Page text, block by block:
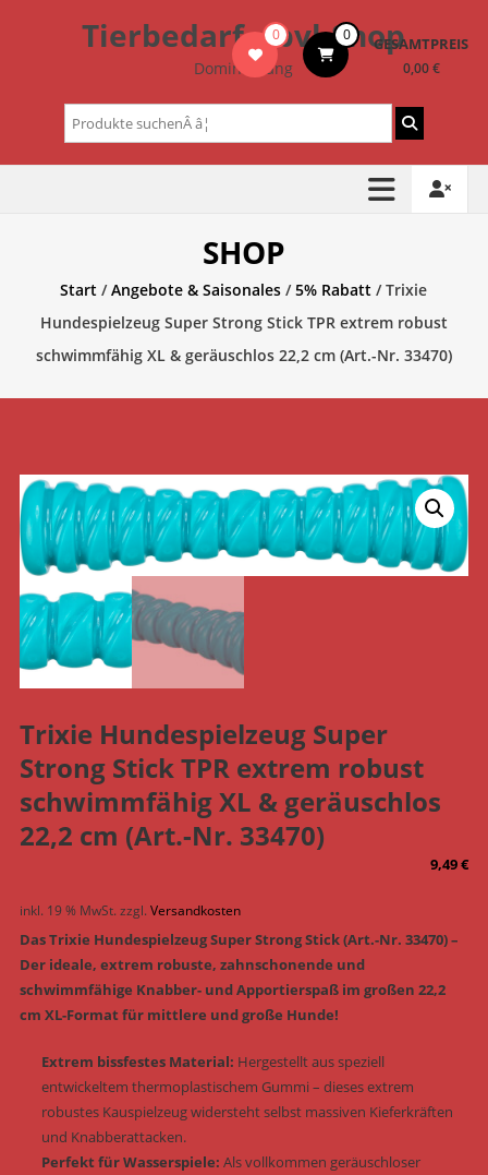
Tierbedarf – bvl-Shop
Dominik Lang
0 0 GESAMTPREIS
0,00 €
Suchen
nach:
SHOP
Start /Angebote & Saisonales /5% Rabatt / Trixie
Hundespielzeug Super Strong Stick TPR extrem robust
schwimmfähig XL & geräuschlos 22,2 cm (Art.-Nr. 33470)
Trixie Hundespielzeug Super
Strong Stick TPR extrem robust
schwimmfähig XL & geräuschlos
22,2 cm (Art.-Nr. 33470)
9,49€
inkl. 19 % MwSt. zzgl. Versandkosten
Das Trixie Hundespielzeug Super Strong Stick (Art.-Nr. 33470) –
Der ideale, extrem robuste, zahnschonende und
schwimmfähige Knabber- und Apportierspaß im großen 22,2
cm XL-Format für mittlere und große Hunde!
Extrem bissfestes Material: Hergestellt aus speziell
entwickeltem thermoplastischem Gummi – dieses extrem
robustes Kauspielzeug widersteht selbst massiven Kieferkräften
und Knabberattacken.
Perfekt für Wasserspiele: Als vollkommen geräuschloser